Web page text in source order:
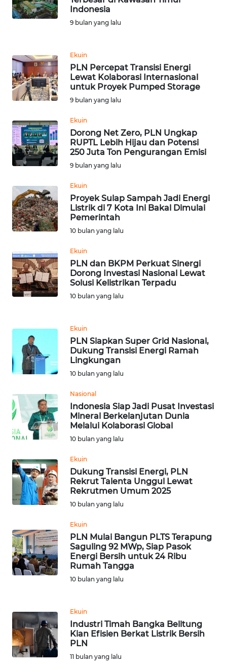
Indonesia
9 bulan yang lalu
Ekuin
PLN Percepat Transisi Energi
Lewat Kolaborasi Internasional
untuk Proyek Pumped Storage
9 bulan yang lalu
Ekuin
Dorong Net Zero, PLN Ungkap
RUPTL Lebih Hijau dan Potensi
250 Juta Ton Pengurangan Emisi
9 bulan yang lalu
Ekuin
Proyek Sulap Sampah Jadi Energi
Listrik di 7 Kota Ini Bakal Dimulai
Pemerintah
10 bulan yang lalu
Ekuin
PLN dan BKPM Perkuat Sinergi
Dorong Investasi Nasional Lewat
Solusi Kelistrikan Terpadu
10 bulan yang lalu
Ekuin
PLN Siapkan Super Grid Nasional,
Dukung Transisi Energi Ramah
Lingkungan
10 bulan yang lalu
Nasional
Indonesia Siap Jadi Pusat Investasi
Mineral Berkelanjutan Dunia
Melalui Kolaborasi Global
10 bulan yang lalu
Ekuin
Dukung Transisi Energi, PLN
Rekrut Talenta Unggul Lewat
Rekrutmen Umum 2025
10 bulan yang lalu
Ekuin
PLN Mulai Bangun PLTS Terapung
Saguling 92 MWp, Siap Pasok
Energi Bersih untuk 24 Ribu
Rumah Tangga
10 bulan yang lalu
Ekuin
Industri Timah Bangka Belitung
Kian Efisien Berkat Listrik Bersih
PLN
11 bulan yang lalu
WN
WN
KALSEL
WN
WN
SULSEL
WN
SULUT
MALUKU
WN
MALUT
DAIRI
WN
DANAU
WN
NIAS
WN
TAPANULI
SELATAN
WN
TANJUNG
LESUNG
WN
WN
SIMALUNGUN
WN